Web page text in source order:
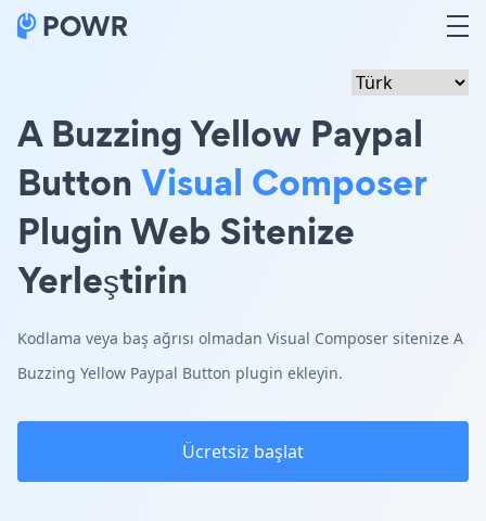
A Buzzing Yellow Paypal
ButtonVisual Composer
Plugin Web Sitenize
Yerleştirin
Kodlama veya baş ağrısı olmadan Visual Composer sitenize A
Buzzing Yellow Paypal Button plugin ekleyin.
Ücretsiz başlat